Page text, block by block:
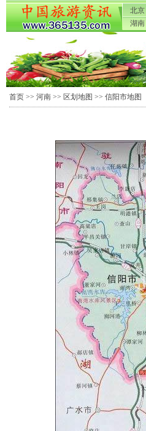
北京
湖南
首页 >> 河南 >> 区划地图 >> 信阳市地图